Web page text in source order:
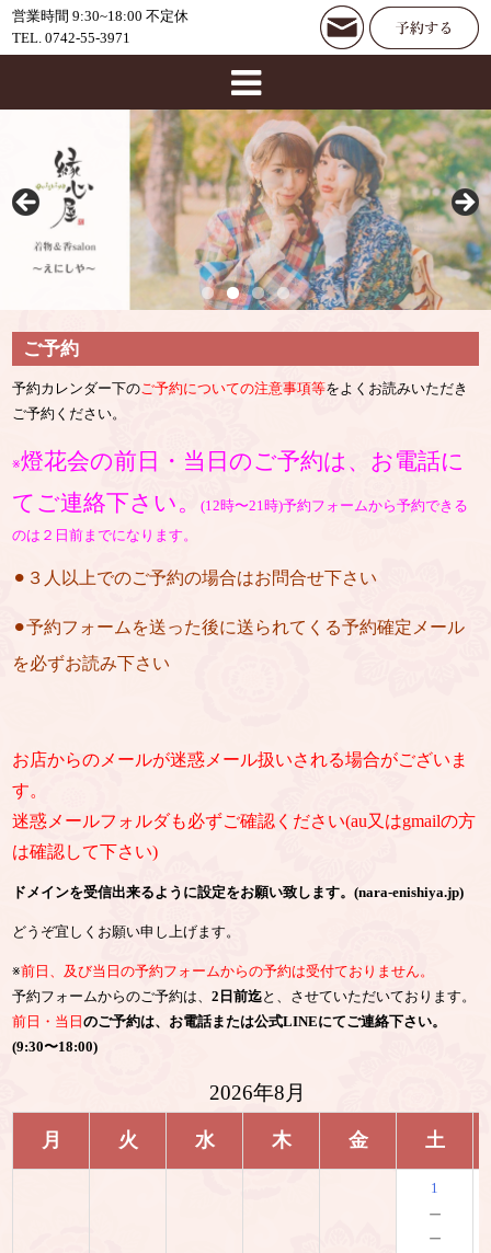
営業時間 9:30~18:00 不定休
TEL. 0742-55-3971
ご予約
予約カレンダー下のご予約についての注意事項等をよくお読みいただき
ご予約ください。
※燈花会の前日・当日のご予約は、お電話に
てご連絡下さい。(12時〜21時)予約フォームから予約できる
のは２日前までになります。
⚫︎３人以上でのご予約の場合はお問合せ下さい
⚫︎予約フォームを送った後に送られてくる予約確定メール
を必ずお読み下さい
お店からのメールが迷惑メール扱いされる場合がございま
す。
迷惑メールフォルダも必ずご確認ください(au又はgmailの方
は確認して下さい)
ドメインを受信出来るように設定をお願い致します。(nara-enishiya.jp)
どうぞ宜しくお願い申し上げます。
※前日、及び当日の予約フォームからの予約は受付ておりません。
予約フォームからのご予約は、2日前迄と、させていただいております。
前日・当日のご予約は、お電話または公式LINEにてご連絡下さい。
(9:30〜18:00)
2026年8月
月 火 水 木 金 土
1
－
－